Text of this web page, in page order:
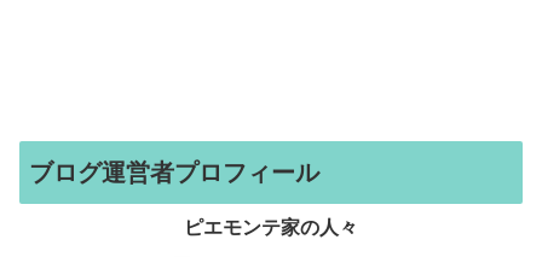
ブログ運営者プロフィール
ピエモンテ家の人々